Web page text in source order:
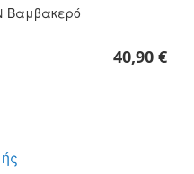
Βαμβακερό
40,90 €